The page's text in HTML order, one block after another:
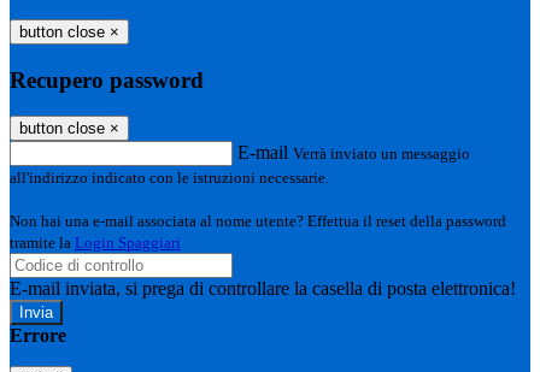
button close ×
Recupero password
button close ×
E-mail Verrà inviato un messaggio
all'indirizzo indicato con le istruzioni necessarie.
Non hai una e-mail associata al nome utente? Effettua il reset della password
tramite la Login Spaggiari
E-mail inviata, si prega di controllare la casella di posta elettronica!
Errore